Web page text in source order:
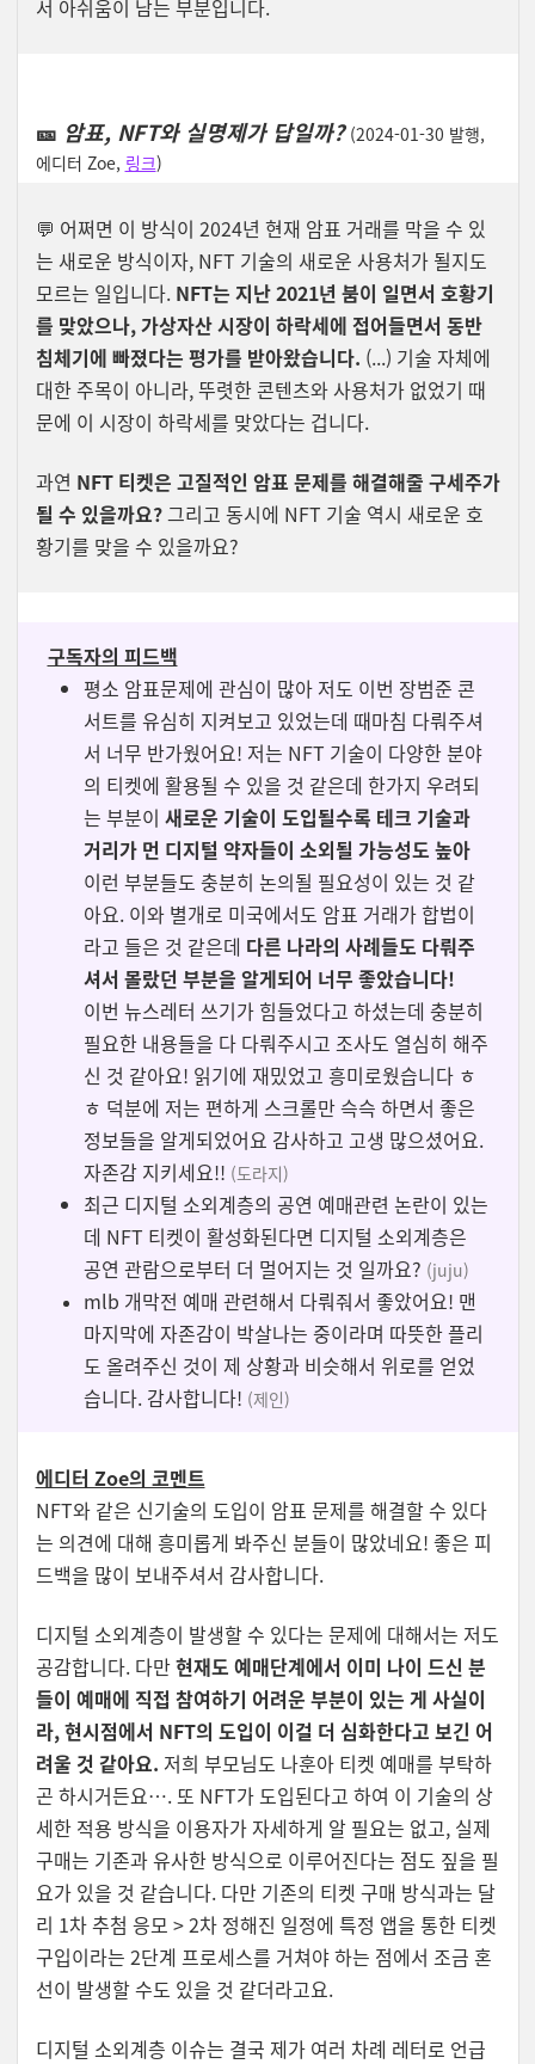
서 아쉬움이 남는 부분입니다.
🎫 암표, NFT와 실명제가 답일까? (2024-01-30 발행,
에디터 Zoe, 링크)
💬 어쩌면 이 방식이 2024년 현재 암표 거래를 막을 수 있
는 새로운 방식이자, NFT 기술의 새로운 사용처가 될지도
모르는 일입니다. NFT는 지난 2021년 붐이 일면서 호황기
를 맞았으나, 가상자산 시장이 하락세에 접어들면서 동반
침체기에 빠졌다는 평가를 받아왔습니다. (...) 기술 자체에
대한 주목이 아니라, 뚜렷한 콘텐츠와 사용처가 없었기 때
문에 이 시장이 하락세를 맞았다는 겁니다.
과연 NFT 티켓은 고질적인 암표 문제를 해결해줄 구세주가
될 수 있을까요?그리고 동시에 NFT 기술 역시 새로운 호
황기를 맞을 수 있을까요?
구독자의 피드백
평소 암표문제에 관심이 많아 저도 이번 장범준 콘
서트를 유심히 지켜보고 있었는데 때마침 다뤄주셔
서 너무 반가웠어요! 저는 NFT 기술이 다양한 분야
의 티켓에 활용될 수 있을 것 같은데 한가지 우려되
는 부분이 새로운 기술이 도입될수록 테크 기술과
거리가 먼 디지털 약자들이 소외될 가능성도 높아
이런 부분들도 충분히 논의될 필요성이 있는 것 같
아요. 이와 별개로 미국에서도 암표 거래가 합법이
라고 들은 것 같은데 다른 나라의 사례들도 다뤄주
셔서 몰랐던 부분을 알게되어 너무 좋았습니다!
이번 뉴스레터 쓰기가 힘들었다고 하셨는데 충분히
필요한 내용들을 다 다뤄주시고 조사도 열심히 해주
신 것 같아요! 읽기에 재밌었고 흥미로웠습니다 ㅎ
ㅎ 덕분에 저는 편하게 스크롤만 슥슥 하면서 좋은
정보들을 알게되었어요 감사하고 고생 많으셨어요.
자존감 지키세요!! (도라지)
최근 디지털 소외계층의 공연 예매관련 논란이 있는
데 NFT 티켓이 활성화된다면 디지털 소외계층은
공연 관람으로부터 더 멀어지는 것 일까요? (juju)
mlb 개막전 예매 관련해서 다뤄줘서 좋았어요! 맨
마지막에 자존감이 박살나는 중이라며 따뜻한 플리
도 올려주신 것이 제 상황과 비슷해서 위로를 얻었
습니다. 감사합니다! (제인)
에디터 Zoe의 코멘트
NFT와 같은 신기술의 도입이 암표 문제를 해결할 수 있다
는 의견에 대해 흥미롭게 봐주신 분들이 많았네요! 좋은 피
드백을 많이 보내주셔서 감사합니다.
디지털 소외계층이 발생할 수 있다는 문제에 대해서는 저도
공감합니다. 다만현재도 예매단계에서 이미 나이 드신 분
들이 예매에 직접 참여하기 어려운 부분이 있는 게 사실이
라, 현시점에서 NFT의 도입이 이걸 더 심화한다고 보긴 어
려울 것 같아요. 저희 부모님도 나훈아 티켓 예매를 부탁하
곤 하시거든요…. 또 NFT가 도입된다고 하여 이 기술의 상
세한 적용 방식을 이용자가 자세하게 알 필요는 없고, 실제
구매는 기존과 유사한 방식으로 이루어진다는 점도 짚을 필
요가 있을 것 같습니다. 다만 기존의 티켓 구매 방식과는 달
리 1차 추첨 응모 > 2차 정해진 일정에 특정 앱을 통한 티켓
구입이라는 2단계 프로세스를 거쳐야 하는 점에서 조금 혼
선이 발생할 수도 있을 것 같더라고요.
디지털 소외계층 이슈는 결국 제가 여러 차례 레터로 언급